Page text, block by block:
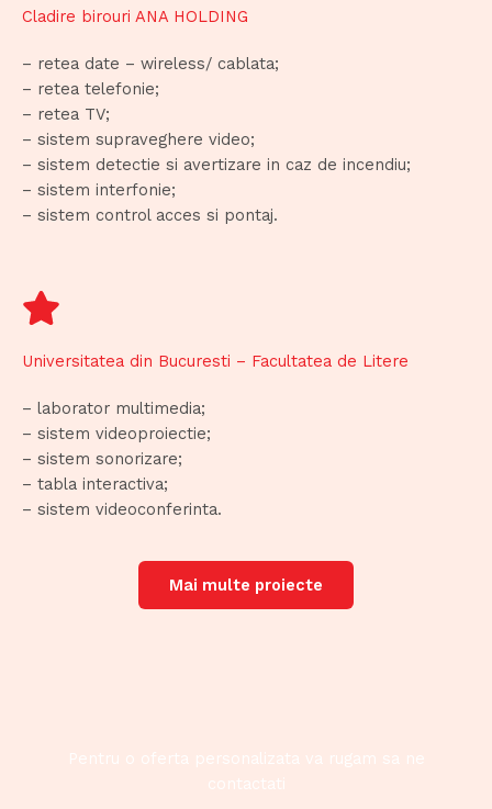
Cladire birouri ANA HOLDING
– retea date – wireless/ cablata;
– retea telefonie;
– retea TV;
– sistem supraveghere video;
– sistem detectie si avertizare in caz de incendiu;
– sistem interfonie;
– sistem control acces si pontaj.
Universitatea din Bucuresti – Facultatea de Litere
– laborator multimedia;
– sistem videoproiectie;
– sistem sonorizare;
– tabla interactiva;
– sistem videoconferinta.
Mai multe proiecte
Pentru o oferta personalizata va rugam sa ne
contactati